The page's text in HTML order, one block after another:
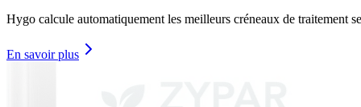
Hygo calcule automatiquement les meilleurs créneaux de traitement
En savoir plus